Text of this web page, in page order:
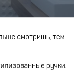
смотришь, тем
ручки.